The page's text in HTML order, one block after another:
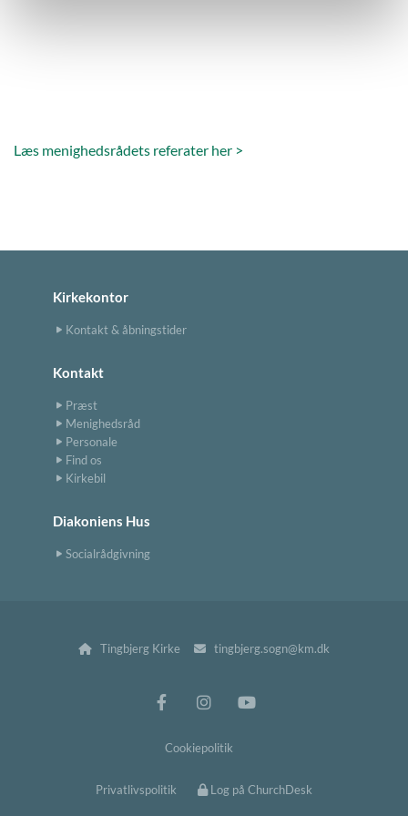
Læs menighedsrådets referater her >
Kirkekontor
Kontakt & åbningstider
Kontakt
Præst
Menighedsråd
Personale
Find os
Kirkebil
Diakoniens Hus
Socialrådgivning
 Tingbjerg Kirke  tingbjerg.sogn@km.dk
Cookiepolitik
Privatlivspolitik Log på ChurchDesk